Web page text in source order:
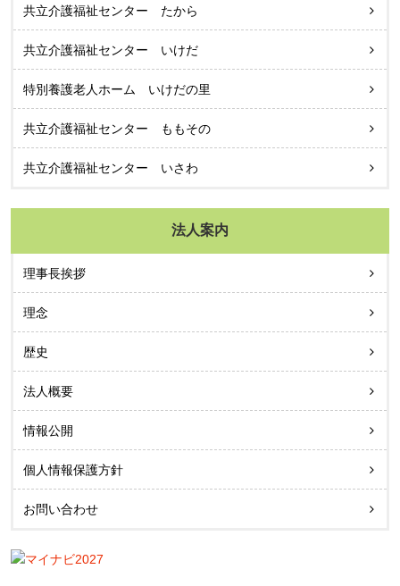
共立介護福祉センター たから
共立介護福祉センター いけだ
特別養護老人ホーム いけだの里
共立介護福祉センター ももその
共立介護福祉センター いさわ
法人案内
理事長挨拶
理念
歴史
法人概要
情報公開
個人情報保護方針
お問い合わせ